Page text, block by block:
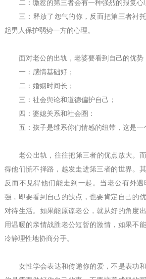
二：缴惹的第三者会有一种强烈的报复心
三：释放了怨气的你，反而把第三者衬
起男人保护弱势一方的心理。
面对老公的出轨，老婆要看到自己的优势
一：感情基础好；
二：婚姻时间长；
三：社会舆论和道德偏护自己；
四：婆媳关系和社会圈：
五：孩子是维系你们情感的纽带，这是一
老公出轨，往往把第三者的优点放大。
得他们慌不择路，越发走进第三者的世界。
反而不见得他们能走到一起。当老公有外
强，即要看到自己的缺点，也要肯定自己的
对待生活。如果能原谅老公，就从好的角度
用温暖的亲情战胜老公短暂的激情，如果不
冷静理性地协商分手。
女性学会表达和传递你的爱，不是表功